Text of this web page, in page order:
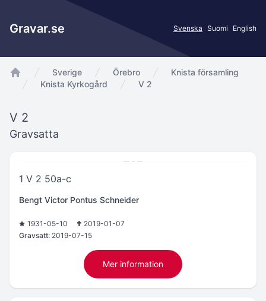
Gravar.se Svenska Suomi English
app.Start
Sverige Örebro
Knista församling
Knista Kyrkogård
V 2
V 2
Gravsatta
1 V 2 50a-c
Bengt Victor Pontus Schneider
1931-05-10
2019-01-07
Gravsatt: 2019-07-15
Mer information